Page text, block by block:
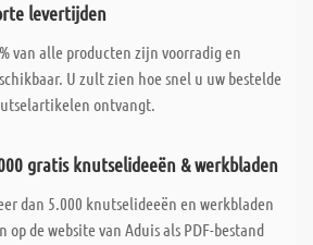
levertijden
van alle producten zijn voorradig en
U zult zien hoe snel u uw bestelde
ontvangt.
gratis knutselideeën & werkbladen
dan 5.000 knutselideeën en werkbladen
op de website van Aduis als PDF-bestand